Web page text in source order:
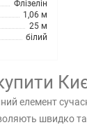
Флізелін
1,06 м
25 м
білий
елемент
швидко